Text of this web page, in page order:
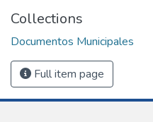
Collections
Documentos Municipales
Full item page